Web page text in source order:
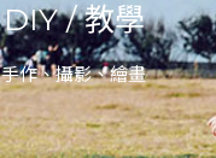
DIY / 教學
手作、攝影、繪畫